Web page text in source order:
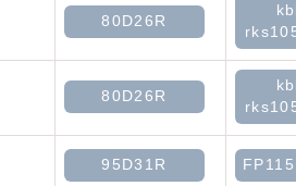
80D26R
80D26R
95D31R